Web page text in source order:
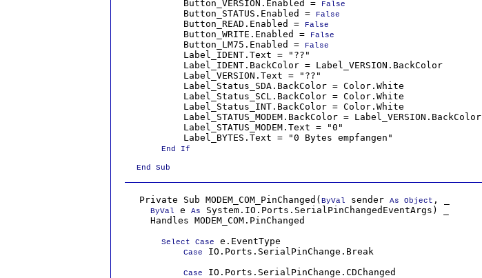
            Button_VERSION.Enabled =
False
            Button_STATUS.Enabled =
False
            Button_READ.Enabled =
False
            Button_WRITE.Enabled =
False
            Button_LM75.Enabled =
False
            Label_IDENT.Text = "??"
            Label_IDENT.BackColor = Label_VERSION.BackColor
            Label_VERSION.Text = "??"
            Label_Status_SDA.BackColor = Color.White
            Label_Status_SCL.BackColor = Color.White
            Label_Status_INT.BackColor = Color.White
            Label_STATUS_MODEM.BackColor = Label_VERSION.BackColor
            Label_STATUS_MODEM.Text = "0"
            Label_BYTES.Text = "0 Bytes empfangen"
End If
    End Sub
    Private Sub MODEM_COM_PinChanged(
ByVal sender As Object , _
ByVal e As
System.IO.Ports.SerialPinChangedEventArgs) _
      Handles MODEM_COM.PinChanged
Select Case e.EventType
Case IO.Ports.SerialPinChange.Break
Case IO.Ports.SerialPinChange.CDChanged